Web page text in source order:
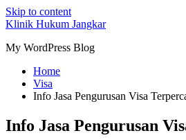
Skip to content
Klinik Hukum Jangkar
My WordPress Blog
Home
Visa
Info Jasa Pengurusan Visa
Info Jasa Pengurusan